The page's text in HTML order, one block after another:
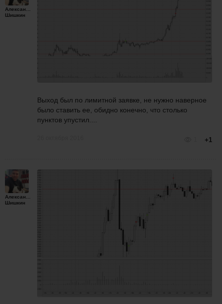
Александр
Шишкин
Выход был по лимитной заявке, не нужно наверное
было ставить ее, обидно конечно, что столько
пунктов упустил....
+1
Александр
Шишкин